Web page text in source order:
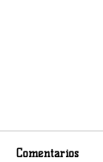
Comentarios